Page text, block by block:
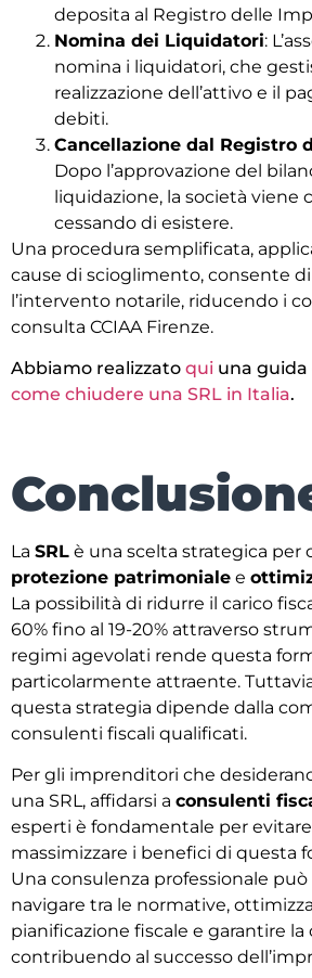
deposita al Registro delle
Nomina dei Liquidatori:
nomina i liquidatori, che
realizzazione dell’attivo e il
debiti.
Cancellazione dal Registro
Dopo l’approvazione del
liquidazione, la società viene
cessando di esistere.
Una procedura semplificata,
cause di scioglimento, consente
l’intervento notarile, riducendo i
consulta CCIAA Firenze.
Abbiamo realizzato qui una
come chiudere una SRL in Italia.
La SRL è una scelta strategica per
protezione patrimoniale e
La possibilità di ridurre il carico
60% fino al 19-20% attraverso
regimi agevolati rende questa
particolarmente attraente.
questa strategia dipende dalla
consulenti fiscali qualificati.
Per gli imprenditori che
una SRL, affidarsi a consulenti
esperti è fondamentale per
massimizzare i benefici di questa
Una consulenza professionale può
navigare tra le normative,
pianificazione fiscale e garantire
contribuendo al successo